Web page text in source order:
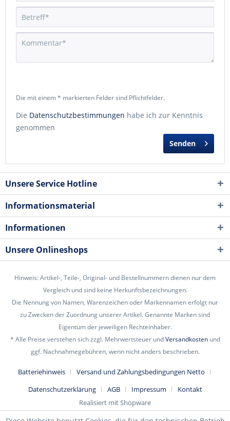
Die mit einem * markierten Felder sind Pflichtfelder.
Die Datenschutzbestimmungen habe ich zur Kenntnis
genommen
Senden
Unsere Service Hotline
Informationsmaterial
Informationen
Unsere Onlineshops
Hinweis: Artikel-, Teile-, Original- und Bestellnummern dienen nur dem
Vergleich und sind keine Herkunftsbezeichnungen.
Die Nennung von Namen, Warenzeichen oder Markennamen erfolgt nur
zu Zwecken der Zuordnung unserer Artikel. Genannte Marken sind
Eigentum der jeweiligen Rechteinhaber.
* Alle Preise verstehen sich zzgl. Mehrwertsteuer undVersandkostenund
ggf. Nachnahmegebühren, wenn nicht anders beschrieben.
Batteriehinweis
Versand und Zahlungsbedingungen Netto
Datenschutzerklärung
AGB Impressum
Kontakt
Realisiert mit Shopware